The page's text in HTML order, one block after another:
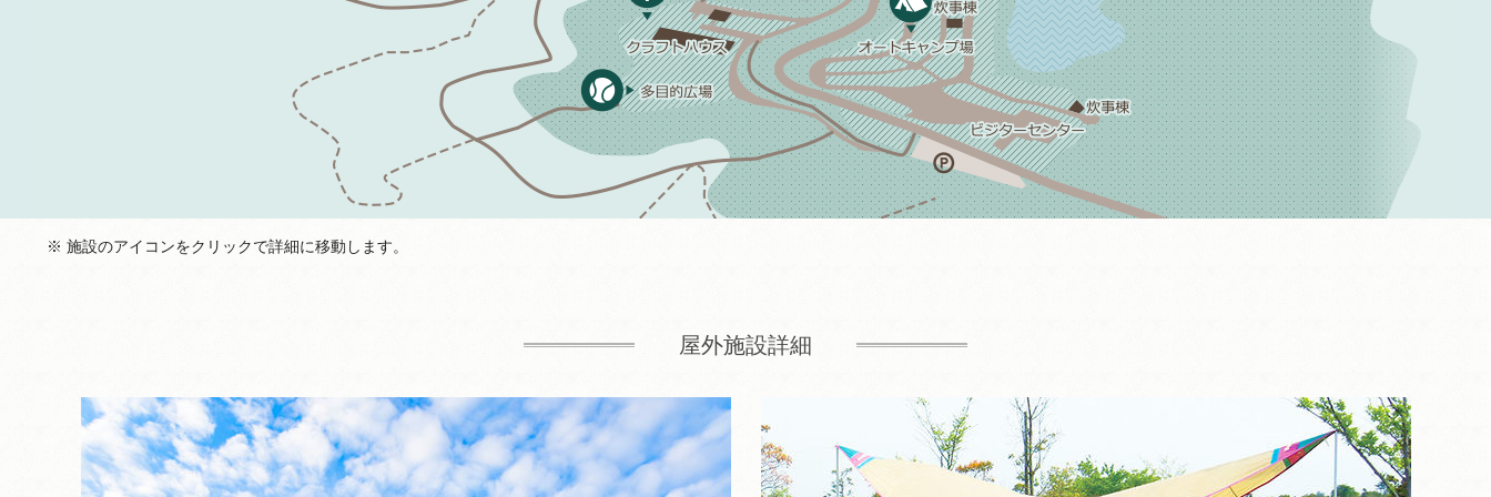
※ 施設のアイコンをクリックで詳細に移動します。
屋外施設詳細